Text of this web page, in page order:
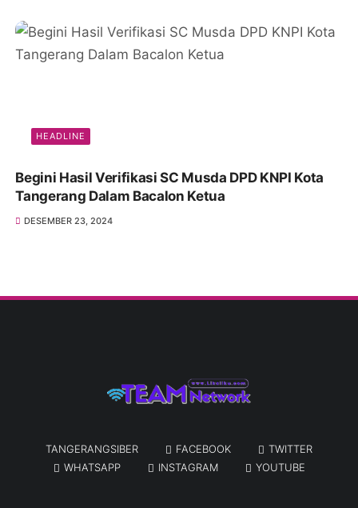
HEADLINE
Begini Hasil Verifikasi SC Musda DPD KNPI Kota
Tangerang Dalam Bacalon Ketua
DESEMBER 23, 2024
TANGERANGSIBER FACEBOOK
TWITTER
WHATSAPP
INSTAGRAM YOUTUBE